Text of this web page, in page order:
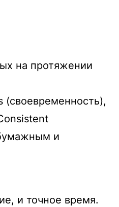
на протяжении
и
и точное время.